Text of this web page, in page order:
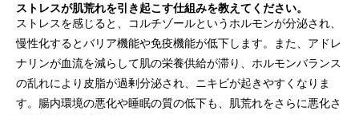
ストレスが肌荒れを引き起こす仕組みを教えてください。
ストレスを感じると、コルチゾールというホルモンが分泌され、
慢性化するとバリア機能や免疫機能が低下します。また、アドレ
ナリンが血流を減らして肌の栄養供給が滞り、ホルモンバランス
の乱れにより皮脂が過剰分泌され、ニキビが起きやすくなりま
す。腸内環境の悪化や睡眠の質の低下も、肌荒れをさらに悪化さ